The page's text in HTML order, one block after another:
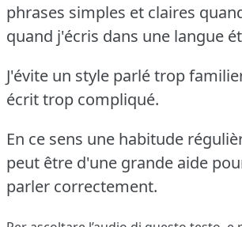
phrases simples et claires
quand j'écris dans une langue
J'évite un style parlé trop
écrit trop compliqué.
En ce sens une habitude
peut être d'une grande aide
parler correctement.